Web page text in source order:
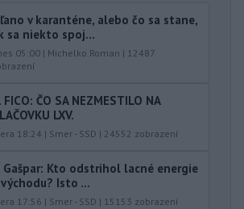
v karanténe, alebo čo sa stane,
sa niekto spoj...
05:00 | Michelko Roman | 12487
FICO: ČO SA NEZMESTILO NA
LXV.
18:24 | Smer - SSD | 24552 zobrazení
Gašpar: Kto odstrihol lacné energie
Isto ...
17:56 | Smer - SSD | 15153 zobrazení